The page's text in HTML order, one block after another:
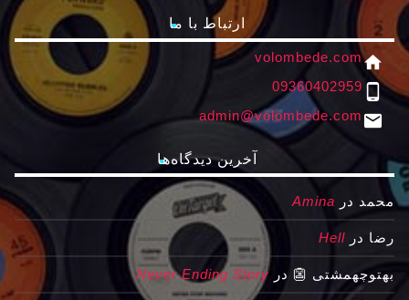
ارتباط با ما
home
volombede.com
phone_android
09360402959
email
admin@volombede.com
آخرین دیدگاه‌ها
محمد در Amina
رضا در Hell
بهتوچهمشتی 👺 در Never Ending Story